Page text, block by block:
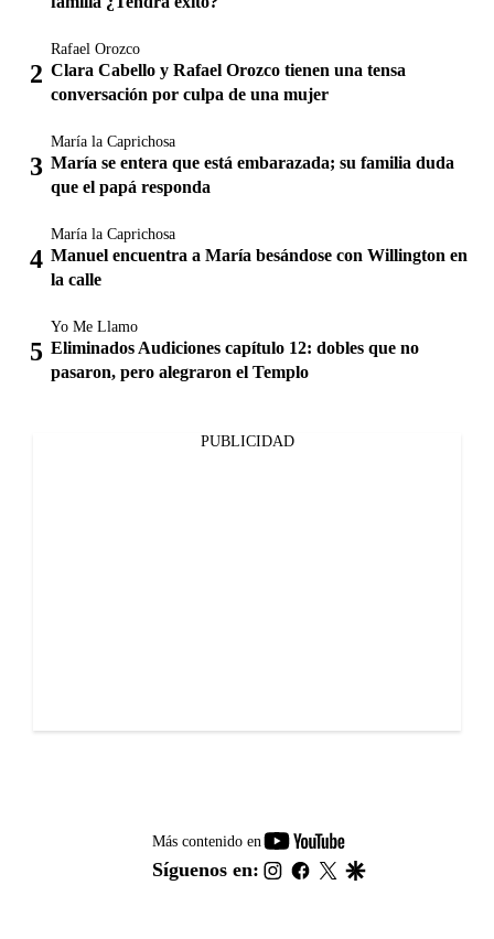
Rafael Orozco
Clara Cabello y Rafael Orozco tienen una tensa
conversación por culpa de una mujer
María la Caprichosa
María se entera que está embarazada; su familia duda
que el papá responda
María la Caprichosa
Manuel encuentra a María besándose con Willington en
la calle
Yo Me Llamo
Eliminados Audiciones capítulo 12: dobles que no
pasaron, pero alegraron el Templo
PUBLICIDAD
Más contenido en
youtube-
footer
Síguenos en: instagram
facebook
twitter